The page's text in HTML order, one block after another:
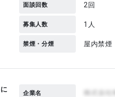
面談回数 2回
募集人数 1人
禁煙・分煙 屋内禁煙
企業名